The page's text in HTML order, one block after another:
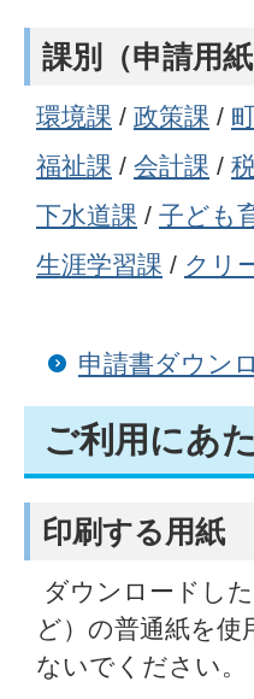
課別（申請用
環境課 / 政策課 /
福祉課 / 会計課 /
下水道課 / 子ども
生涯学習課 / クリ
申請書ダウン
ご利用にあ
印刷する用紙
ダウンロードし
ど）の普通紙を
ないでください。